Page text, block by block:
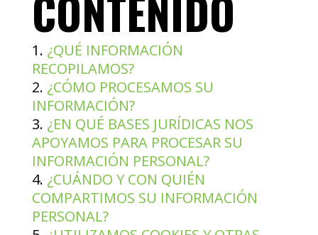
¿QUÉ INFORMACIÓN
RECOPILAMOS?
¿CÓMO PROCESAMOS SU
INFORMACIÓN?
¿EN QUÉ BASES JURÍDICAS NOS
APOYAMOS PARA PROCESAR SU
INFORMACIÓN PERSONAL?
¿CUÁNDO Y CON QUIÉN
COMPARTIMOS SU INFORMACIÓN
PERSONAL?